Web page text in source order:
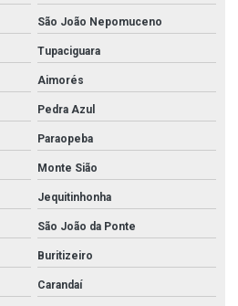
São João Nepomuceno
Tupaciguara
Aimorés
Pedra Azul
Paraopeba
Monte Sião
Jequitinhonha
São João da Ponte
Buritizeiro
Carandaí